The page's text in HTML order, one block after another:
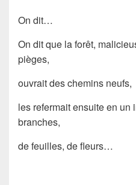
On dit…
On dit que la forêt,
pièges,
ouvrait des chemins neufs,
les refermait ensuite en
branches,
de feuilles, de fleurs…